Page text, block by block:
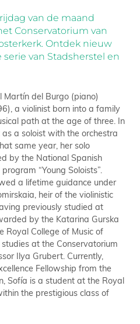
van de maand
Conservatorium van
Ontdek nieuw
van Stadsherstel en
del Burgo (piano)
a violinist born into a family
path at the age of three. In
a soloist with the orchestra
same year, her solo
by the National Spanish
“Young Soloists”.
a lifetime guidance under
heir of the violinistic
previously studied at
by the Katarina Gurska
Royal College of Music of
at the Conservatorium
Ilya Grubert. Currently,
Fellowship from the
Sofía is a student at the Royal
the prestigious class of